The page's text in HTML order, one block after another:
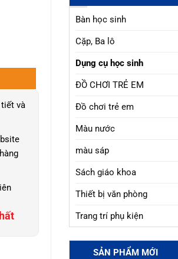
Bàn học sinh
Cặp, Ba lô
Dụng cụ học sinh
ĐỒ CHƠI TRẺ EM
Đồ chơi trẻ em
Màu nước
màu sáp
Sách giáo khoa
Thiết bị văn phòng
Trang trí phụ kiện
SẢN PHẨM MỚI
và